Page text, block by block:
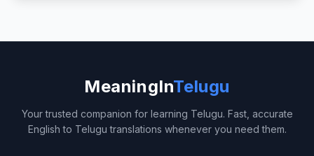
MeaningInTelugu
Your trusted companion for learning Telugu. Fast, accurate
English to Telugu translations whenever you need them.